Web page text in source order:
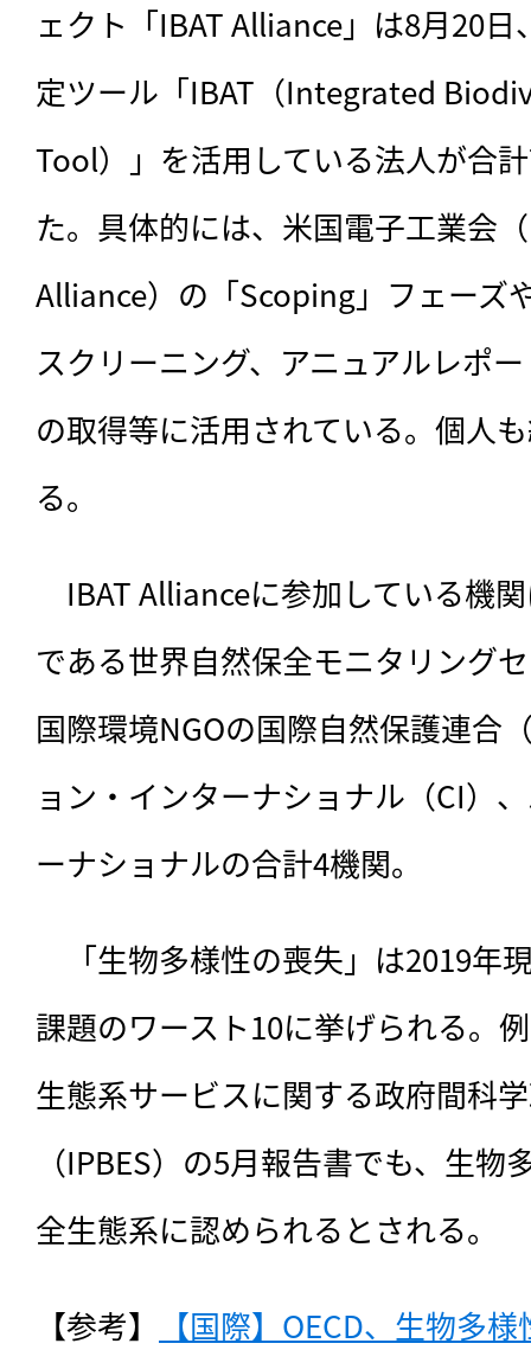
ェクト「IBAT Alliance」は8月20
定ツール「IBAT（Integrated
Tool）」を活用している法人が合
た。具体的には、米国電子工業会
Alliance）の「Scoping」フェーズ
スクリーニング、アニュアルレポ
の取得等に活用されている。個人
る。
IBAT Allianceに参加している機
である世界自然保全モニタリング
国際環境NGOの国際自然保護連合
ョン・インターナショナル（CI）
ーナショナルの合計4機関。
「生物多様性の喪失」は2019年
課題のワースト10に挙げられる。
生態系サービスに関する政府間科
（IPBES）の5月報告書でも、生
全生態系に認められるとされる。
【参考】
【国際】OECD、生物多